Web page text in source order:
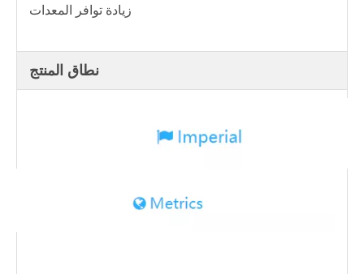
زيادة توافر المعدات
نطاق المنتج